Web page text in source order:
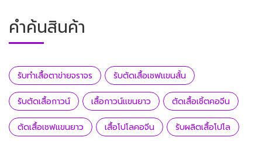
คำค้นสินค้า
รับทำเสื้อตาข่ายจราจร รับตัดเสื้อเชฟแขนสั้น
รับตัดเสื้อกาวน์ เสื้อกาวน์แขนยาว ตัดเสื้อเชิ้ตคอจีน
ตัดเสื้อเชฟแขนยาว เสื้อโปโลคอจีน รับผลิตเสื้อโปโล